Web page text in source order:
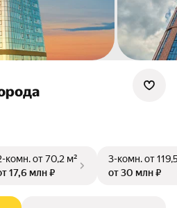
комн.от 70,2 м²
17,6 млн ₽
3-комн.от
от 30 млн ₽